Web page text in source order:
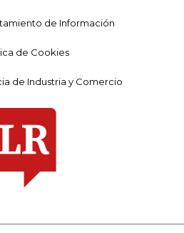
de Información
de Cookies
de Industria y Comercio